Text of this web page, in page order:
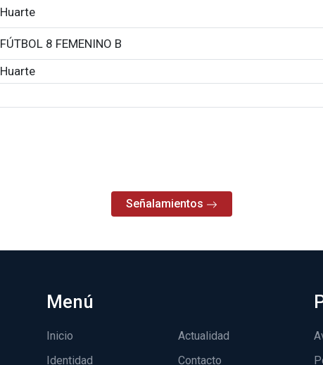
Huarte
FÚTBOL 8 FEMENINO B
Huarte
Señalamientos
Menú
Inicio
Identidad
Actualidad
Contacto